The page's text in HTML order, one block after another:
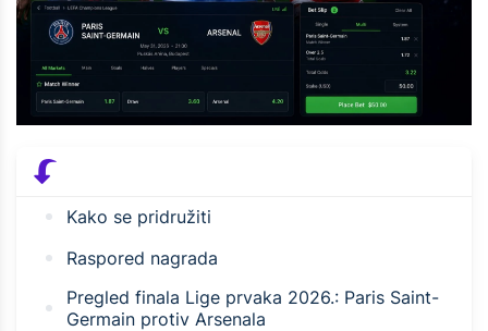
Kako se pridružiti
Raspored nagrada
Pregled finala Lige prvaka 2026.: Paris Saint-
Germain protiv Arsenala